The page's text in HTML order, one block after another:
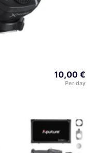
10,00 €
Per day